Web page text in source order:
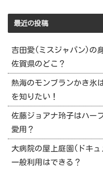
最近の投稿
吉田愛(ミスジャパン)の
佐賀県のどこ？
熱海のモンブランかき氷
を知りたい！
佐藤ジョアナ玲子はハー
愛用？
大病院の屋上庭園(ドキ
一般利用はできる？